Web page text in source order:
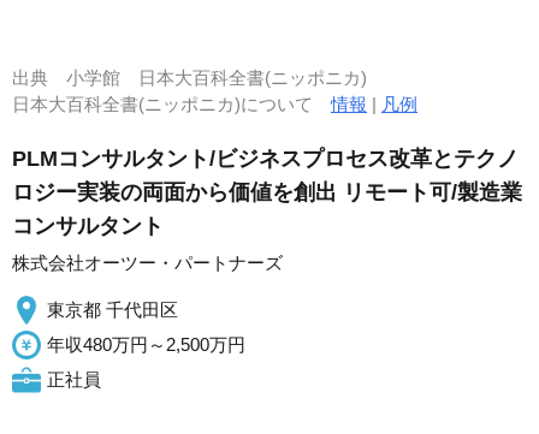
出典 小学館 日本大百科全書(ニッポニカ)
日本大百科全書(ニッポニカ)について情報 | 凡例
PLMコンサルタント/ビジネスプロセス改革とテクノ
ロジー実装の両面から価値を創出 リモート可/製造業
コンサルタント
株式会社オーツー・パートナーズ
東京都 千代田区
年収480万円～2,500万円
正社員